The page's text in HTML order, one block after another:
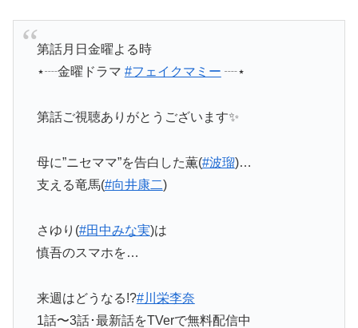
第話月日金曜よる時
⋆┈金曜ドラマ #フェイクマミー ┈⋆
第話ご視聴ありがとうございます✨
母に”ニセママ”を告白した薫(#波瑠)…
支える竜馬(#向井康二)
さゆり(#田中みな実)は
慎吾のスマホを…
来週はどうなる!?#川栄李奈
1話〜3話･最新話をTVerで無料配信中